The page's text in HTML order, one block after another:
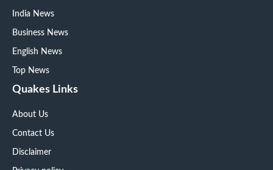
India News
Business News
English News
Top News
Quakes Links
About Us
Contact Us
Disclaimer